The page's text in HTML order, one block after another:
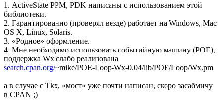
1. ActiveState PPM, PDK написаны с использованием этой
библиотеки.
2. Гарантированно (проверял везде) работает на Windows, Mac
OS X, Linux, Solaris.
3. «Родное» оформление.
4. Мне необходимо использовать событийную машину (POE),
поддержка Wx слабо реализована
search.cpan.org/~mike/POE-Loop-Wx-0.04/lib/POE/Loop/Wx.pm
а в случае с Tkx, «мост» уже почти написан, скоро засабмичу
в CPAN ;)